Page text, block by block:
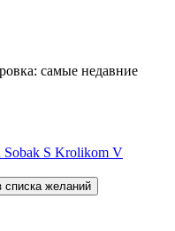
самые недавние
списка желаний